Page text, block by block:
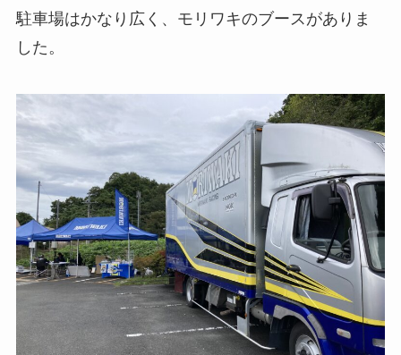
駐車場はかなり広く、モリワキのブースがありま
した。